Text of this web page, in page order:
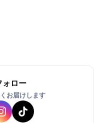
ォロー
お届けします